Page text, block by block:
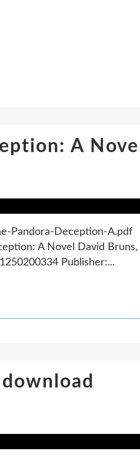
A Novel
Pandora-Deception-A.pdf
A Novel David Bruns,
Publisher:...